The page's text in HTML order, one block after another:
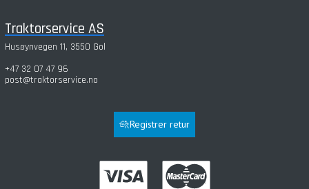
Traktorservice AS
Husøynvegen 11, 3550 Gol
+47 32 07 47 96
post@traktorservice.no
Registrer retur